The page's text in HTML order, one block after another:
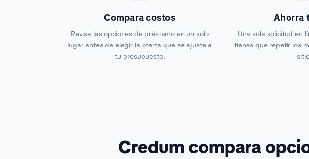
Compara costos
Revisa las opciones de préstamo en un solo
lugar antes de elegir la oferta que se ajuste a
tu presupuesto.
Ahorra
Una sola solicitud en
tienes que repetir los
Credum compara